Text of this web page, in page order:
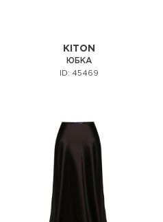
KITON
ЮБКА
ID: 45469